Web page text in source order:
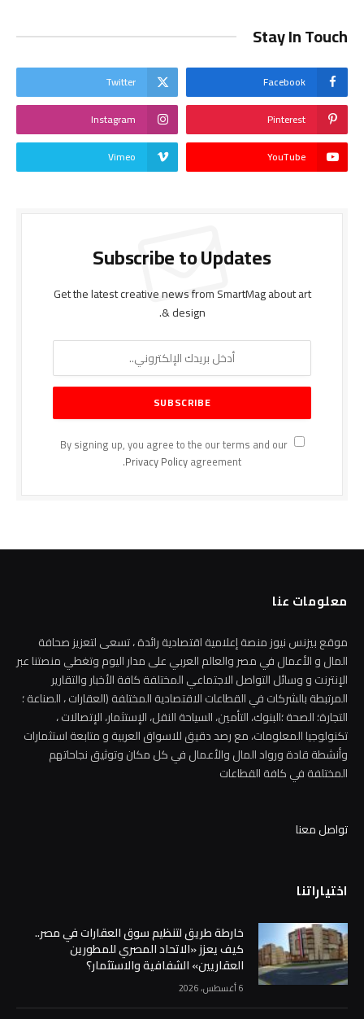
Stay In Touch
Facebook
Twitter
Pinterest
Instagram
YouTube
Vimeo
Subscribe to Updates
Get the latest creative news from SmartMag about art
& design.
By signing up, you agree to the our terms and our
Privacy Policyagreement.
معلومات عنا
موقع بيزنس نيوز منصة إعلامية اقتصادية رائدة ، تسعى لتعزيز صحافة
المال و الأعمال في مصر والعالم العربي على مدار اليوم وتغطي منصتنا عبر
الإنترنت و وسائل التواصل الاجتماعي المختلفة كافة الأخبار والتقارير
المرتبطة بالشركات في القطاعات الاقتصادية المختلفة (العقارات ، الصناعة ؛
التجارة؛ الصحة ؛البنوك، التأمين، السياحة النقل، الإستثمار، الإتصالات ،
تكنولوجيا المعلومات، مع رصد دقيق للاسواق العربية و متابعة استثمارات
وأنشطة قادة ورواد المال والأعمال في كل مكان وتوثيق نجاحاتهم
المختلفة في كافة القطاعات
تواصل معنا
اختياراتنا
خارطة طريق لتنظيم سوق العقارات في مصر..
كيف يعزز «الاتحاد المصري للمطورين
العقاريين» الشفافية والاستثمار؟
6 أغسطس، 2026